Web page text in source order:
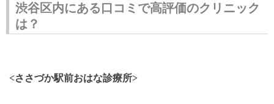
渋谷区内にある口コミで高評価のクリニック
は？
<ささづか駅前おはな診療所>